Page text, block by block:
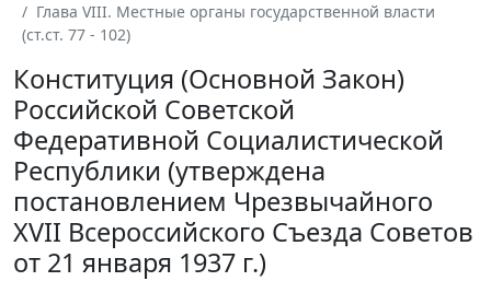
Глава VIII. Местные органы государственной власти
(ст.ст. 77 - 102)
Конституция (Основной Закон)
Российской Советской
Федеративной Социалистической
Республики (утверждена
постановлением Чрезвычайного
XVII Всероссийского Съезда Советов
от 21 января 1937 г.)